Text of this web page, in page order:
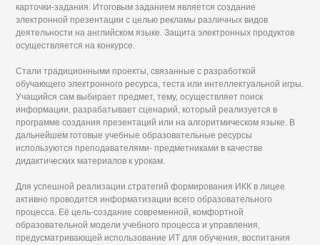
карточки-задания. Итоговым заданием является создание
электронной презентации с целью рекламы различных видов
деятельности на английском языке. Защита электронных продуктов
осуществляется на конкурсе.
Стали традиционными проекты, связанные с разработкой
обучающего электронного ресурса, теста или интеллектуальной игры.
Учащийся сам выбирает предмет, тему, осуществляет поиск
информации, разрабатывает сценарий, который реализуется в
программе создания презентаций или на алгоритмическом языке. В
дальнейшем готовые учебные образовательные ресурсы
используются преподавателями- предметниками в качестве
дидактических материалов к урокам.
Для успешной реализации стратегий формирования ИКК в лицее
активно проводится информатизации всего образовательного
процесса. Её цель-создание современной, комфортной
образовательной модели учебного процесса и управления,
предусматривающей использование ИТ для обучения, воспитания